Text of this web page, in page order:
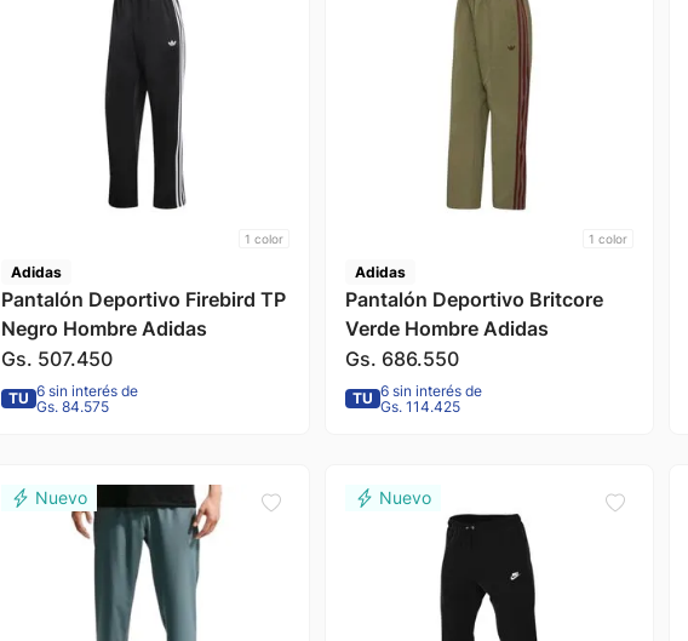
1 color
Adidas
Pantalón Deportivo Firebird TP
Negro Hombre Adidas
Gs. 507.450
TU 6 sin interés de
Gs. 84.575
1 color
Adidas
Pantalón Deportivo Britcore
Verde Hombre Adidas
Gs. 686.550
TU 6 sin interés de
Gs. 114.425